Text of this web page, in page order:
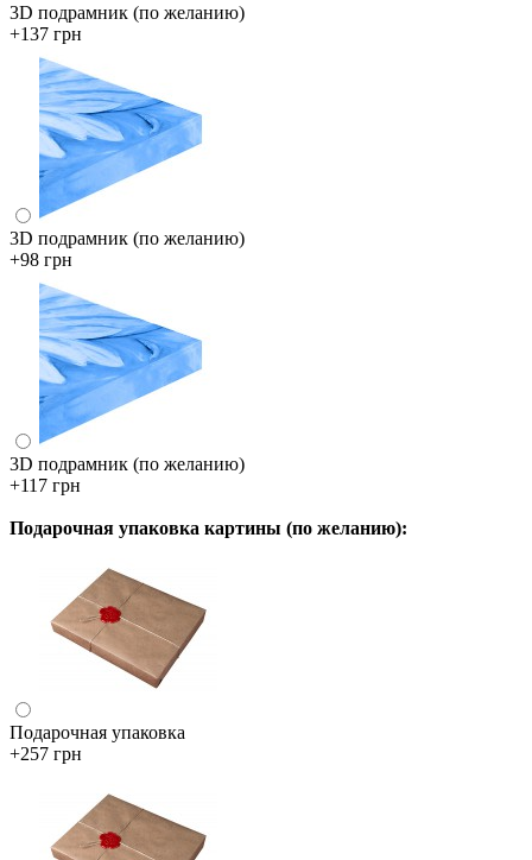
3D подрамник (по желанию)
+137 грн
3D подрамник (по желанию)
+98 грн
3D подрамник (по желанию)
+117 грн
Подарочная упаковка картины (по желанию):
Подарочная упаковка
+257 грн